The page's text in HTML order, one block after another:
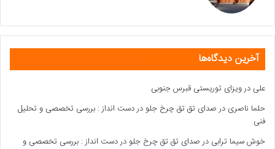
آخرین دیدگاه‌ها
علی درویزای توریستی قبرس جنوبی
حلما ناصری درصدای تق تق چرخ جلو در دست انداز : بررسی تخصصی و تحلیل
فنی
خوش سیما ترابی درصدای تق تق چرخ جلو در دست انداز : بررسی تخصصی و